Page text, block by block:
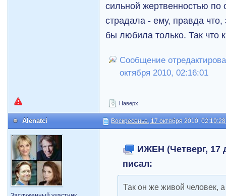
сильной жертвенностью
страдала - ему, правда
бы любила только. Так что
Сообщение
октября 2010, 02:16:01
Наверх
Alenatci Воскресенье, 17 октября 2010, 02:19:28
ИЖЕН (Четверг, 17
писал:
Так он же живой человек,